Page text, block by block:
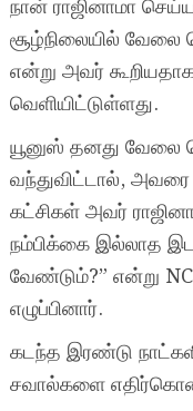
நான் ராஜினாமா
சூழ்நிலையில் வேலை
என்று அவர்
வெளியிட்டுள்ளது.
யூனுஸ் தனது வேலை
வந்துவிட்டால்,
கட்சிகள் அவர்
நம்பிக்கை இல்லாத
வேண்டும்?” என்று
எழுப்பினார்.
கடந்த இரண்டு
சவால்களை